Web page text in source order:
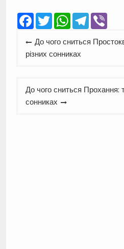
Facebook
TwitterWhatsApp
Telegram
Viber
Навігація
записів
До чого сниться
різних сонниках
До чого сниться Прохання:
сонниках